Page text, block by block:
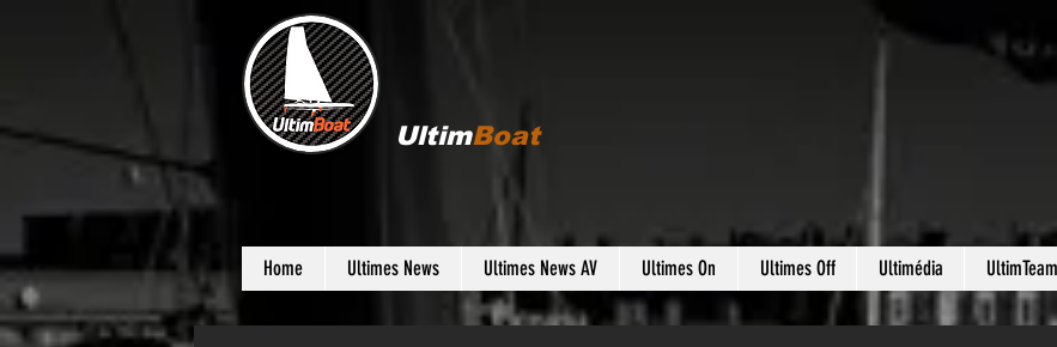
UltimBoat
Home Ultimes News Ultimes News AV Ultimes On Ultimes Off Ultimédia